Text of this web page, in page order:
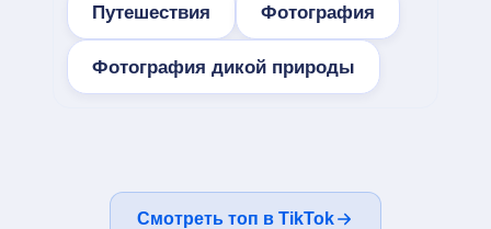
Путешествия Фотография
Фотография дикой природы
Смотреть топ в TikTok